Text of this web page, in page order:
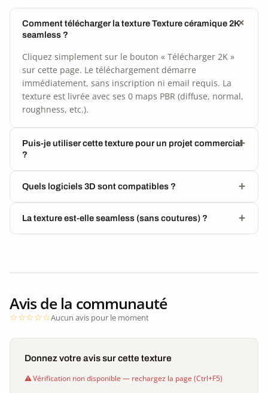
Comment télécharger la texture Texture céramique 2K
seamless ?
Cliquez simplement sur le bouton « Télécharger 2K »
sur cette page. Le téléchargement démarre
immédiatement, sans inscription ni email requis. La
texture est livrée avec ses 0 maps PBR (diffuse, normal,
roughness, etc.).
Puis-je utiliser cette texture pour un projet commercial
?
Quels logiciels 3D sont compatibles ?
La texture est-elle seamless (sans coutures) ?
Avis de la communauté
Aucun avis pour le moment
Donnez votre avis sur cette texture
Vérification non disponible — rechargez la page (Ctrl+F5)